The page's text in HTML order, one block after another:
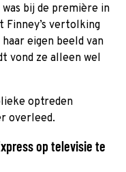
bij de première in
Finney’s vertolking
eigen beeld van
vond ze alleen wel
optreden
overleed.
op televisie te